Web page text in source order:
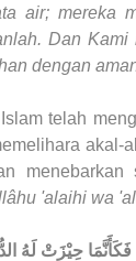
air; mereka
Dan Kami
dengan
telah
akal-
menebarkan
'alaihi wa
حِيْزَتْ لَهُ